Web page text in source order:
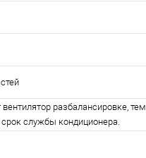
разбалансировке, тем
службы кондиционера.